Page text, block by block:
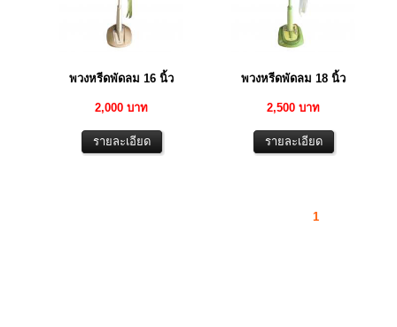
พวงหรีดพัดลม 16 นิ้ว
2,000 บาท
พวงหรีดพัดลม 18 นิ้ว
2,500 บาท
1